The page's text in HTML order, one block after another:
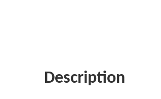
Description